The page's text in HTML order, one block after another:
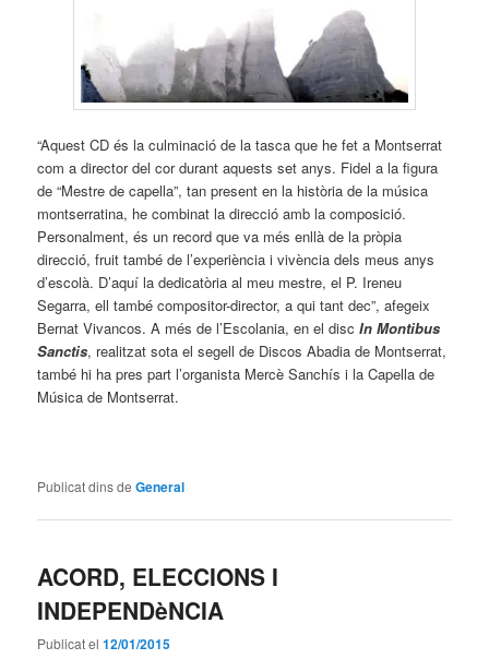
“Aquest CD és la culminació de la tasca que he fet a Montserrat
com a director del cor durant aquests set anys. Fidel a la figura
de “Mestre de capella”, tan present en la història de la música
montserratina, he combinat la direcció amb la composició.
Personalment, és un record que va més enllà de la pròpia
direcció, fruit també de l’experiència i vivència dels meus anys
d’escolà. D’aquí la dedicatòria al meu mestre, el P. Ireneu
Segarra, ell també compositor-director, a qui tant dec”, afegeix
Bernat Vivancos. A més de l’Escolania, en el discIn Montibus
Sanctis, realitzat sota el segell de Discos Abadia de Montserrat,
també hi ha pres part l’organista Mercè Sanchís i la Capella de
Música de Montserrat.
Publicat dins de General
ACORD, ELECCIONS I
INDEPENDèNCIA
Publicat el12/01/2015